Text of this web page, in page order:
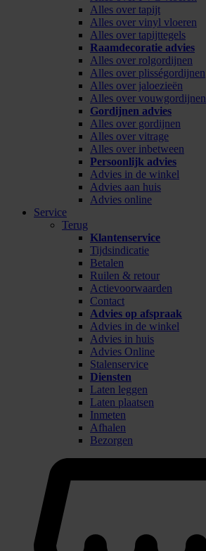
Alles over tapijt
Alles over vinyl vloeren
Alles over tapijttegels
Raamdecoratie advies
Alles over rolgordijnen
Alles over plisségordijnen
Alles over jaloezieën
Alles over vouwgordijnen
Gordijnen advies
Alles over gordijnen
Alles over vitrage
Alles over inbetween
Persoonlijk advies
Advies in de winkel
Advies aan huis
Advies online
Service
Terug
Klantenservice
Tijdsindicatie
Betalen
Ruilen & retour
Actievoorwaarden
Contact
Advies op afspraak
Advies in de winkel
Advies in huis
Advies Online
Stalenservice
Diensten
Laten leggen
Laten plaatsen
Inmeten
Afhalen
Bezorgen